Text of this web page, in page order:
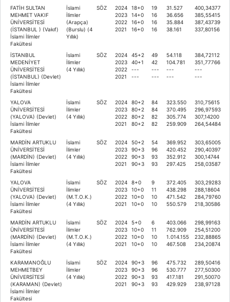
FATİH SULTAN
MEHMET VAKIF
ÜNİVERSİTESİ
(İSTANBUL ) (Vakıf)
İslami İlimler
Fakültesi
İslami
İlimler
(Arapça)
(Burslu) (4
Yıllık)
SÖZ
2024
2023
2022
2021
18+0
14+0
16+0
16+0
19
16
16
16
31.527
36.656
35.884
38.161
400,34377
385,55415
387,43739
337,80156
İSTANBUL
MEDENİYET
ÜNİVERSİTESİ
(İSTANBUL) (Devlet)
İslami İlimler
Fakültesi
İslami
İlimler
(4 Yıllık)
SÖZ
2024
2023
2022
2021
45+2
40+1
---
---
49
42
---
---
54.118
104.781
---
---
384,72112
351,77766
---
---
YALOVA
ÜNİVERSİTESİ
(YALOVA) (Devlet)
İslami İlimler
Fakültesi
İslami
İlimler
(4 Yıllık)
SÖZ
2024
2023
2022
2021
80+2
80+2
80+2
80+2
84
84
82
82
323.550
370.495
305.774
259.909
310,75615
296,97593
307,14200
264,54484
MARDİN ARTUKLU
ÜNİVERSİTESİ
(MARDİN) (Devlet)
İslami İlimler
Fakültesi
İslami
İlimler
(4 Yıllık)
SÖZ
2024
2023
2022
2021
50+2
90+3
90+3
90+3
54
96
93
93
369.952
420.452
352.912
297.425
303,65005
290,40397
300,14744
258,03587
YALOVA
ÜNİVERSİTESİ
(YALOVA) (Devlet)
İslami İlimler
Fakültesi
İslami
İlimler
(M.T.O.K.)
(4 Yıllık)
SÖZ
2024
2023
2022
2021
8+0
10+0
10+0
10+0
9
11
10
10
372.405
438.298
471.542
550.579
303,29283
288,18604
284,79760
218,30586
MARDİN ARTUKLU
ÜNİVERSİTESİ
(MARDİN) (Devlet)
İslami İlimler
Fakültesi
İslami
İlimler
(M.T.O.K.)
(4 Yıllık)
SÖZ
2024
2023
2022
2021
5+0
10+0
10+0
10+0
6
11
10
10
403.066
762.909
1.014.155
467.508
298,99163
254,51200
232,88865
234,20874
KARAMANOĞLU
MEHMETBEY
ÜNİVERSİTESİ
(KARAMAN) (Devlet)
İslami İlimler
Fakültesi
İslami
İlimler
(4 Yıllık)
SÖZ
2024
2023
2022
2021
90+3
90+3
90+3
90+3
96
96
93
93
475.732
530.777
417.181
429.929
289,50416
277,50300
291,50070
238,97128